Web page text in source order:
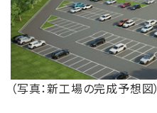
（写真：新工場の完成予想図）